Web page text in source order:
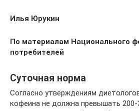
Илья Юрукин
По материалам Национального
потребителей
Суточная норма
Согласно утверждениям
кофеина не должна превышать 200-